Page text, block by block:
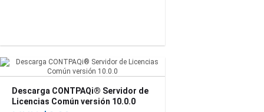
Descarga CONTPAQi® Servidor de
Licencias Común versión 10.0.0